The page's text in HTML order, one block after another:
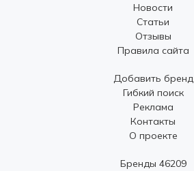
Новости
Статьи
Отзывы
Правила сайта
Добавить бренд
Гибкий поиск
Реклама
Контакты
О проекте
Бренды 46209